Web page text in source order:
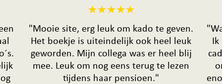
"Mooie site, erg leuk om kado te geven.
Het boekje is uiteindelijk ook heel leuk
geworden. Mijn collega was er heel blij
mee. Leuk om nog eens terug te lezen
tijdens haar pensioen."